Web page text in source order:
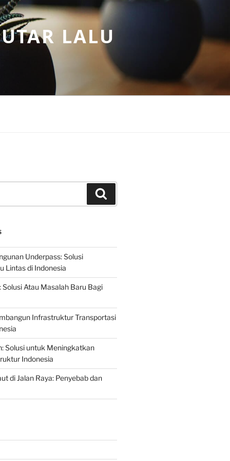
LALU
Underpass: Solusi
Lintas di Indonesia
Solusi Atau Masalah Baru Bagi
Infrastruktur Transportasi
Solusi untuk Meningkatkan
Indonesia
di Jalan Raya: Penyebab dan